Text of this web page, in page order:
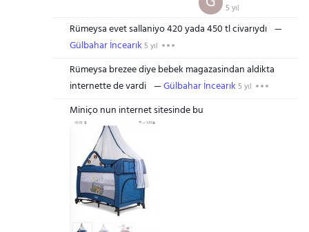
5 yıl
Rümeysa evet sallaniyo 420 yada 450 tl civarıydı
Gülbahar İncearık 5 yıl
Rümeysa brezee diye bebek magazasindan aldikta
internette de vardi
Gülbahar İncearık 5 yıl
Miniço nun internet sitesinde bu